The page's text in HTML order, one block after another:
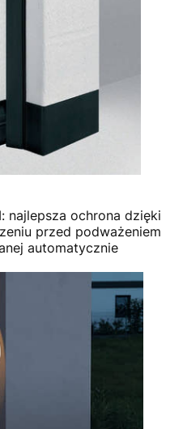
: najlepsza ochrona dzięki
przed podważeniem
automatycznie